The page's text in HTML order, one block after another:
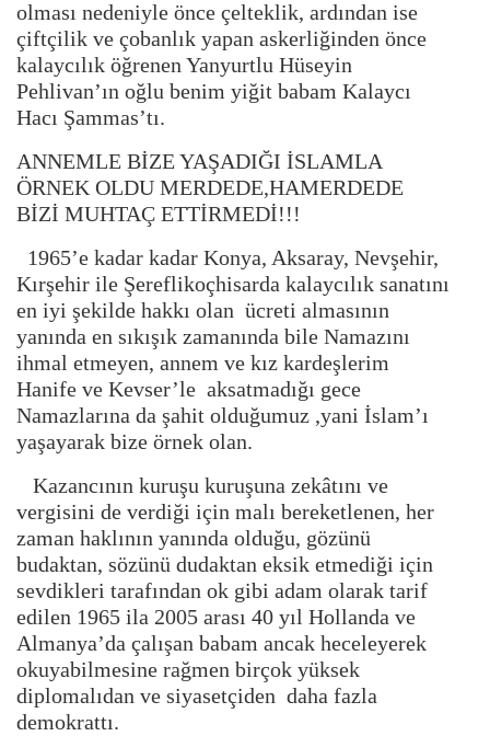
olması nedeniyle önce çelteklik, ardından ise
çiftçilik ve çobanlık yapan askerliğinden önce
kalaycılık öğrenen Yanyurtlu Hüseyin
Pehlivan’ın oğlu benim yiğit babam Kalaycı
Hacı Şammas’tı.
ANNEMLE BİZE YAŞADIĞI İSLAMLA
ÖRNEK OLDU MERDEDE,HAMERDEDE
BİZİ MUHTAÇ ETTİRMEDİ!!!
1965’e kadar kadar Konya, Aksaray, Nevşehir,
Kırşehir ile Şereflikoçhisarda kalaycılık sanatını
en iyi şekilde hakkı olan ücreti almasının
yanında en sıkışık zamanında bile Namazını
ihmal etmeyen, annem ve kız kardeşlerim
Hanife ve Kevser’le aksatmadığı gece
Namazlarına da şahit olduğumuz ,yani İslam’ı
yaşayarak bize örnek olan.
Kazancının kuruşu kuruşuna zekâtını ve
vergisini de verdiği için malı bereketlenen, her
zaman haklının yanında olduğu, gözünü
budaktan, sözünü dudaktan eksik etmediği için
sevdikleri tarafından ok gibi adam olarak tarif
edilen 1965 ila 2005 arası 40 yıl Hollanda ve
Almanya’da çalışan babam ancak heceleyerek
okuyabilmesine rağmen birçok yüksek
diplomalıdan ve siyasetçiden daha fazla
demokrattı.